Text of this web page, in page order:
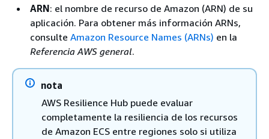
ARN: el nombre de recurso de Amazon (ARN) de su
aplicación. Para obtener más información ARNs,
consulte Amazon Resource Names (ARNs) en la
Referencia AWS general.
nota
AWS Resilience Hub puede evaluar
completamente la resiliencia de los recursos
de Amazon ECS entre regiones solo si utiliza